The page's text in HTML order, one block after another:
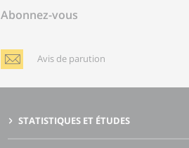
Abonnez-vous
Avis de parution
STATISTIQUES ET ÉTUDES